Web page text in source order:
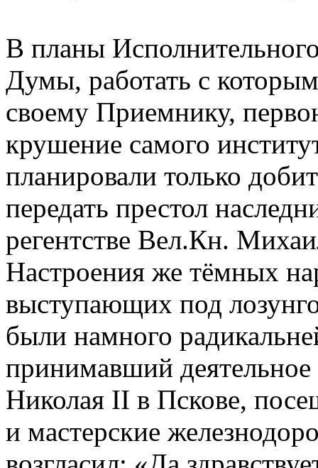
В планы
Думы, работать с
своему Приемнику,
крушение самого
планировали только
передать престол
регентстве Вел.Кн.
Настроения же тёмных
выступающих под
были намного
принимавший деятельное
Николая II в Пскове,
и мастерские